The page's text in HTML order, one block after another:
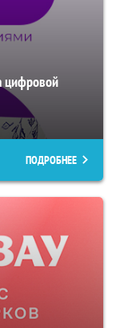
цифровой
ПОДРОБНЕЕ